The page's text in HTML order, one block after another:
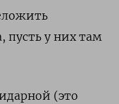
пусть у них там
(это